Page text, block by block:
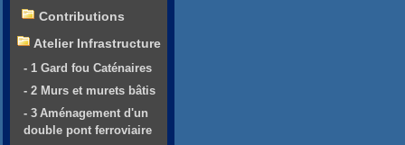
Contributions
Atelier Infrastructure
- 1 Gard fou Caténaires
- 2 Murs et murets bâtis
- 3 Aménagement d'un
double pont ferroviaire